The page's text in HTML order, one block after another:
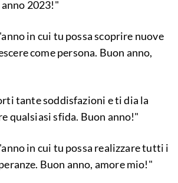
anno 2023!"
in cui tu possa scoprire nuove
come persona. Buon anno,
tante soddisfazioni e ti dia la
qualsiasi sfida. Buon anno!"
in cui tu possa realizzare tutti i
Buon anno, amore mio!"